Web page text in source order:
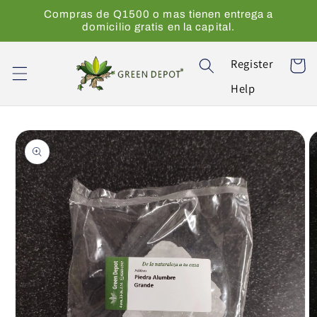
directamente
Compras de Q1500 o mas tienen entrega a
domicilio gratis en la capital.
Register
Help
Carrito
directamente
a la
información
del producto